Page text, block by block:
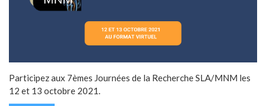
Participez aux 7èmes Journées de la Recherche SLA/MNM les
12 et 13 octobre 2021.